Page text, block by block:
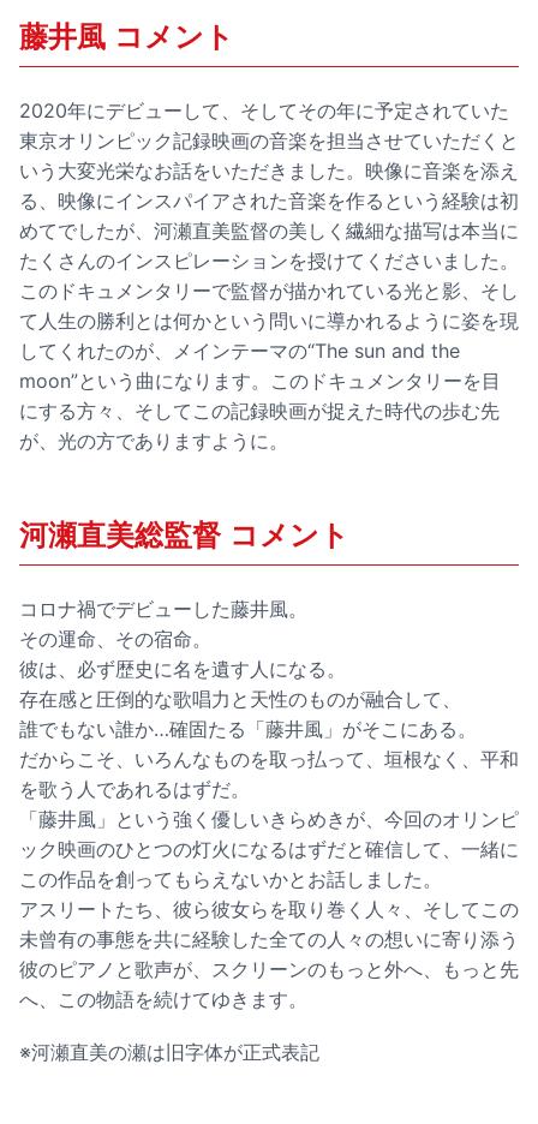
藤井風 コメント
2020年にデビューして、そしてその年に予定されていた
東京オリンピック記録映画の音楽を担当させていただくと
いう大変光栄なお話をいただきました。映像に音楽を添え
る、映像にインスパイアされた音楽を作るという経験は初
めてでしたが、河瀬直美監督の美しく繊細な描写は本当に
たくさんのインスピレーションを授けてくださいました。
このドキュメンタリーで監督が描かれている光と影、そし
て人生の勝利とは何かという問いに導かれるように姿を現
してくれたのが、メインテーマの“The sun and the
moon”という曲になります。このドキュメンタリーを目
にする方々、そしてこの記録映画が捉えた時代の歩む先
が、光の方でありますように。
河瀬直美総監督 コメント
コロナ禍でデビューした藤井風。
その運命、その宿命。
彼は、必ず歴史に名を遺す人になる。
存在感と圧倒的な歌唱力と天性のものが融合して、
誰でもない誰か…確固たる「藤井風」がそこにある。
だからこそ、いろんなものを取っ払って、垣根なく、平和
を歌う人であれるはずだ。
「藤井風」という強く優しいきらめきが、今回のオリンピ
ック映画のひとつの灯火になるはずだと確信して、一緒に
この作品を創ってもらえないかとお話しました。
アスリートたち、彼ら彼女らを取り巻く人々、そしてこの
未曾有の事態を共に経験した全ての人々の想いに寄り添う
彼のピアノと歌声が、スクリーンのもっと外へ、もっと先
へ、この物語を続けてゆきます。
※河瀬直美の瀬は旧字体が正式表記